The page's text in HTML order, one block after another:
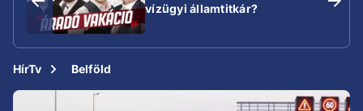
vízügyi államtitkár?
HírTv Belföld